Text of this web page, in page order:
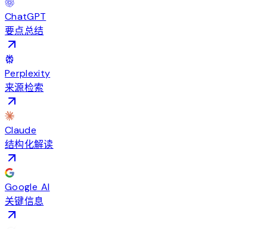
ChatGPT
要点总结
Perplexity
来源检索
Claude
结构化解读
Google AI
关键信息